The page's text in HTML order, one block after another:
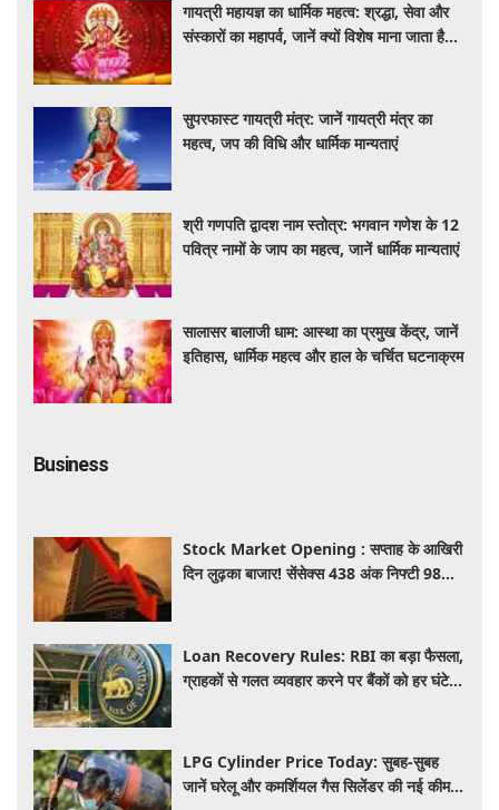
गायत्री महायज्ञ का धार्मिक महत्व: श्रद्धा, सेवा और
संस्कारों का महापर्व, जानें क्यों विशेष माना जाता है
सुपरफास्ट गायत्री मंत्र: जानें गायत्री मंत्र का
महत्व, जप की विधि और धार्मिक मान्यताएं
श्री गणपति द्वादश नाम स्तोत्र: भगवान गणेश के 12
पवित्र नामों के जाप का महत्व, जानें धार्मिक मान्यताएं
सालासर बालाजी धाम: आस्था का प्रमुख केंद्र, जानें
इतिहास, धार्मिक महत्व और हाल के चर्चित घटनाक्रम
Business
Stock Market Opening : सप्ताह के आखिरी
दिन लुढ़का बाजार! सेंसेक्स 438 अंक निफ्टी 98
Loan Recovery Rules: RBI का बड़ा फैसला,
ग्राहकों से गलत व्यवहार करने पर बैंकों को हर घंटे
LPG Cylinder Price Today: सुबह-सुबह
जानें घरेलू और कमर्शियल गैस सिलेंडर की नई कीमत,